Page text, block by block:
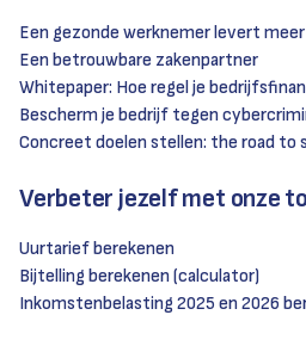
Een gezonde werknemer levert
Een betrouwbare zakenpartner
Whitepaper: Hoe regel je
Bescherm je bedrijf tegen
Concreet doelen stellen: the road to
Verbeter jezelf met onze
Uurtarief berekenen
Bijtelling berekenen (calculator)
Inkomstenbelasting 2025 en 2026